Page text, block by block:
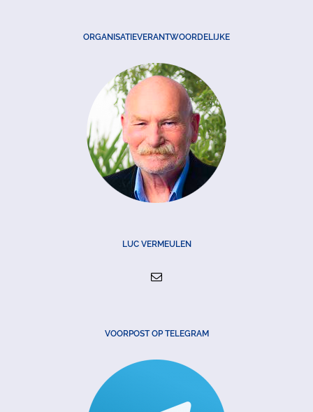
ORGANISATIEVERANTWOORDELIJKE
LUC VERMEULEN
VOORPOST OP TELEGRAM